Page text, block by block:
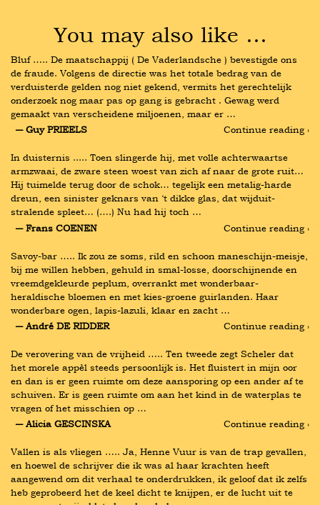
You may also like …
Bluf ….. De maatschappij ( De Vaderlandsche ) bevestigde ons
de fraude. Volgens de directie was het totale bedrag van de
verduisterde gelden nog niet gekend, vermits het gerechtelijk
onderzoek nog maar pas op gang is gebracht . Gewag werd
gemaakt van verscheidene miljoenen, maar er …
― Guy PRIEELS
Continue reading ›
In duisternis ..... Toen slingerde hij, met volle achterwaartse
armzwaai, de zware steen woest van zich af naar de grote ruit…
Hij tuimelde terug door de schok… tegelijk een metalig-harde
dreun, een sinister geknars van ‘t dikke glas, dat wijduit-
stralende spleet… (….) Nu had hij toch …
― Frans COENEN
Continue reading ›
Savoy-bar ….. Ik zou ze soms, rild en schoon maneschijn-meisje,
bij me willen hebben, gehuld in smal-losse, doorschijnende en
vreemdgekleurde peplum, overrankt met wonderbaar-
heraldische bloemen en met kies-groene guirlanden. Haar
wonderbare ogen, lapis-lazuli, klaar en zacht …
― André DE RIDDER
Continue reading ›
De verovering van de vrijheid ….. Ten tweede zegt Scheler dat
het morele appèl steeds persoonlijk is. Het fluistert in mijn oor
en dan is er geen ruimte om deze aansporing op een ander af te
schuiven. Er is geen ruimte om aan het kind in de waterplas te
vragen of het misschien op …
― Alicia GESCINSKA
Continue reading ›
Vallen is als vliegen ….. Ja, Henne Vuur is van de trap gevallen,
en hoewel de schrijver die ik was al haar krachten heeft
aangewend om dit verhaal te onderdrukken, ik geloof dat ik zelfs
heb geprobeerd het de keel dicht te knijpen, er de lucht uit te